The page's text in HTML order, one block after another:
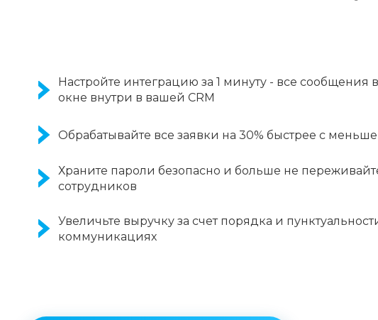
Настройте интеграцию за 1 минуту - все сообщения
окне внутри в вашей CRM
Обрабатывайте все заявки на 30% быстрее с
Храните пароли безопасно и больше не
сотрудников
Увеличьте выручку за счет порядка и
коммуникациях